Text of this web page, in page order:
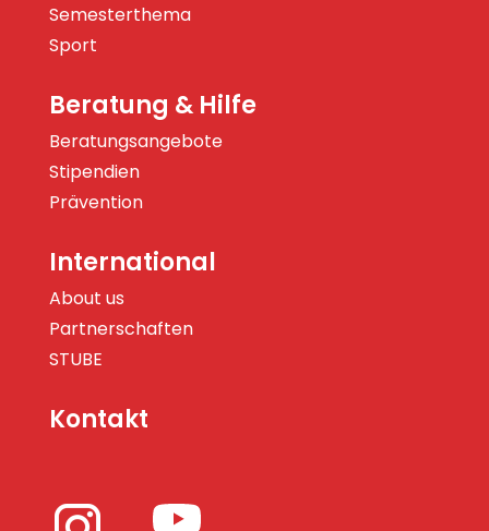
Semesterthema
Sport
Beratung & Hilfe
Beratungsangebote
Stipendien
Prävention
International
About us
Partnerschaften
STUBE
Kontakt